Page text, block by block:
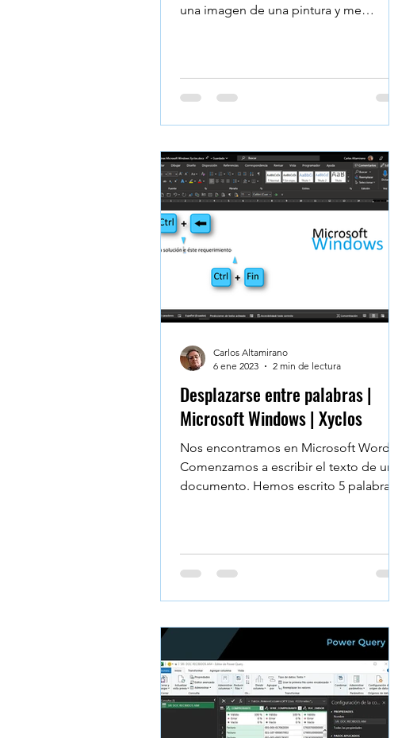
una imagen de una pintura y me
Desplazarse entre palabras |
Microsoft Windows | Xyclos
Nos encontramos en Microsoft Word.
Comenzamos a escribir el texto de un
documento. Hemos escrito 5 palabras y
Carlos Altamirano
6 ene 2023
2 min de lectura